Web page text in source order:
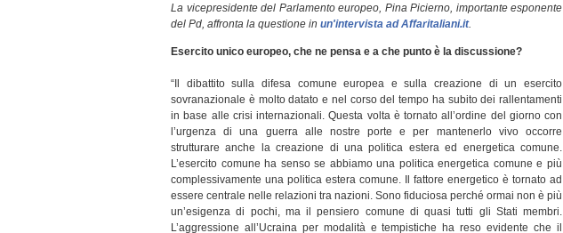
La vicepresidente del Parlamento europeo, Pina Picierno, importante esponente
del Pd, affronta la questione in un'intervista ad Affaritaliani.it.
Esercito unico europeo, che ne pensa e a che punto è la discussione?
“Il dibattito sulla difesa comune europea e sulla creazione di un esercito
sovranazionale è molto datato e nel corso del tempo ha subito dei rallentamenti
in base alle crisi internazionali. Questa volta è tornato all’ordine del giorno con
l’urgenza di una guerra alle nostre porte e per mantenerlo vivo occorre
strutturare anche la creazione di una politica estera ed energetica comune.
L’esercito comune ha senso se abbiamo una politica energetica comune e più
complessivamente una politica estera comune. Il fattore energetico è tornato ad
essere centrale nelle relazioni tra nazioni. Sono fiduciosa perché ormai non è più
un’esigenza di pochi, ma il pensiero comune di quasi tutti gli Stati membri.
L’aggressione all’Ucraina per modalità e tempistiche ha reso evidente che il